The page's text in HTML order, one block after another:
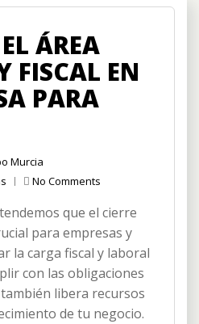
ÁREA
FISCAL EN
PARA
Murcia
No Comments
que el cierre
para empresas y
la carga fiscal y laboral
con las obligaciones
libera recursos
de tu negocio.